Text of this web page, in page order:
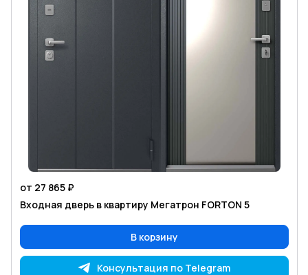
от 27 865 ₽
Входная дверь в квартиру Мегатрон FORTON 5
В корзину
Консультация по Telegram